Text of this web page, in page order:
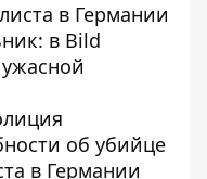
в Германии
в Bild
об убийце
в Германии